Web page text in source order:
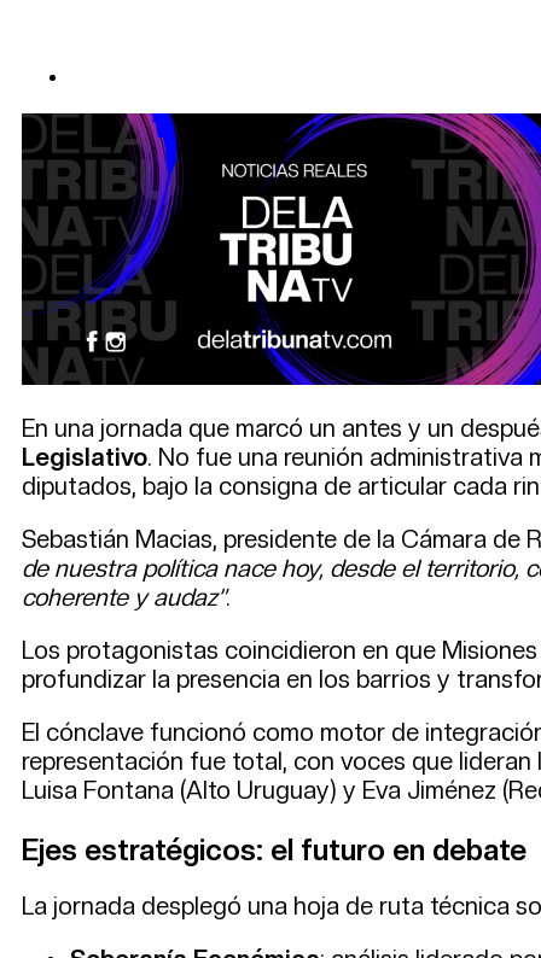
En una jornada que marcó un antes y un
Legislativo. No fue una reunión administrativa
diputados, bajo la consigna de articular cada
Sebastián Macias, presidente de la Cámara
de nuestra política nace hoy, desde el territorio,
coherente y audaz”.
Los protagonistas coincidieron en que
profundizar la presencia en los barrios y
El cónclave funcionó como motor de
representación fue total, con voces que lideran
Luisa Fontana (Alto Uruguay) y Eva Jiménez
Ejes estratégicos: el futuro en debate
La jornada desplegó una hoja de ruta técnica